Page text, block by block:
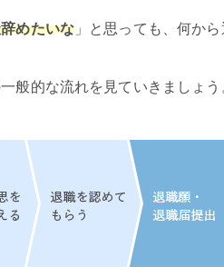
めたいな 」と思っても、何か
般的な流れを見ていきましょう